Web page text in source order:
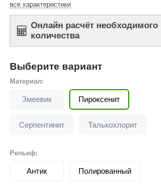
Suokka
Русский дух
Карельские легенды
Cariitti
LUX ELEMENTS
Baldus
все характеристики
Онлайн расчёт необходимого
количества
Выберите вариант
Материал:
Змеевик Пироксенит
Серпентинит Талькохлорит
Рельеф:
Антик Полированный